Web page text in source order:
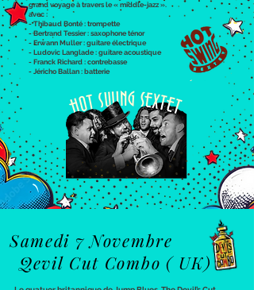
grand voyage à travers le « middle-jazz ».
avec :
- Thibaud Bonté : trompette
- Bertrand Tessier : saxophone ténor
- Erwann Muller : guitare électrique
- Ludovic Langlade : guitare acoustique
- Franck Richard : contrebasse
- Jéricho Ballan : batterie
Qevil Cut Combo ( UK)
Samedi 7 Novembre